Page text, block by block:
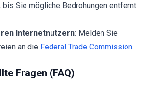
Sie mögliche Bedrohungen entfernt
Internetnutzern: Melden Sie
an die Federal Trade Commission.
Fragen (FAQ)